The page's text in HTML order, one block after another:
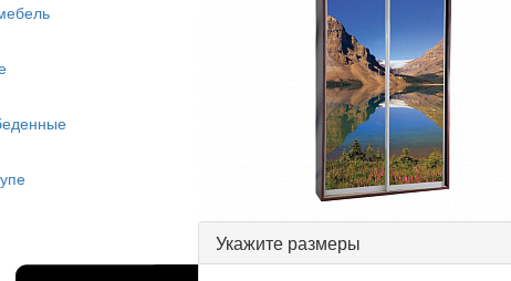
Укажите размеры